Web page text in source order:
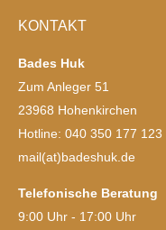
KONTAKT
Bades Huk
Zum Anleger 51
23968 Hohenkirchen
Hotline: 040 350 177 123
mail(at)badeshuk.de
Telefonische Beratung
9:00 Uhr - 17:00 Uhr